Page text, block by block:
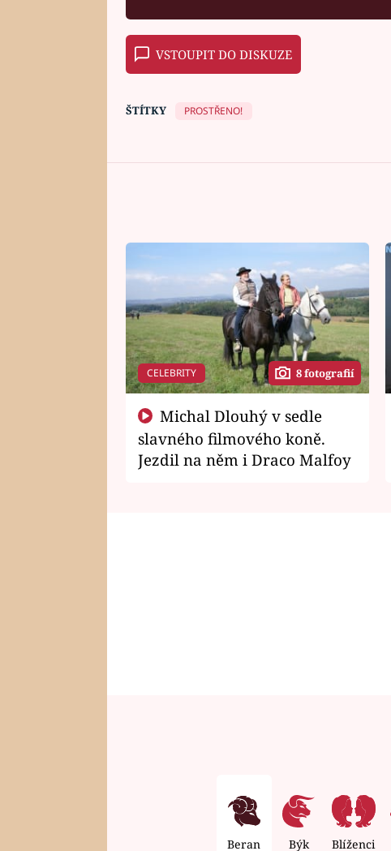
VSTOUPIT DO DISKUZE
ŠTÍTKY PROSTŘENO!
CELEBRITY 8 fotografií
slavného filmového koně.
Jezdil na něm i Draco Malfoy
Beran Býk Blíženci